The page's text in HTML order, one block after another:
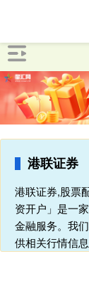
港联证券
港联证券,股票
资开户」是一
金融服务。我
供相关行情信